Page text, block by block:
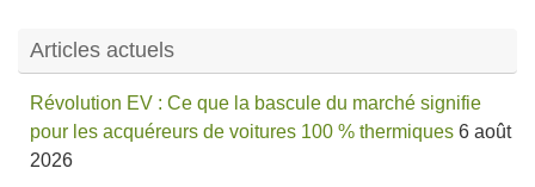
Articles actuels
Révolution EV : Ce que la bascule du marché signifie
pour les acquéreurs de voitures 100 % thermiques 6 août
2026